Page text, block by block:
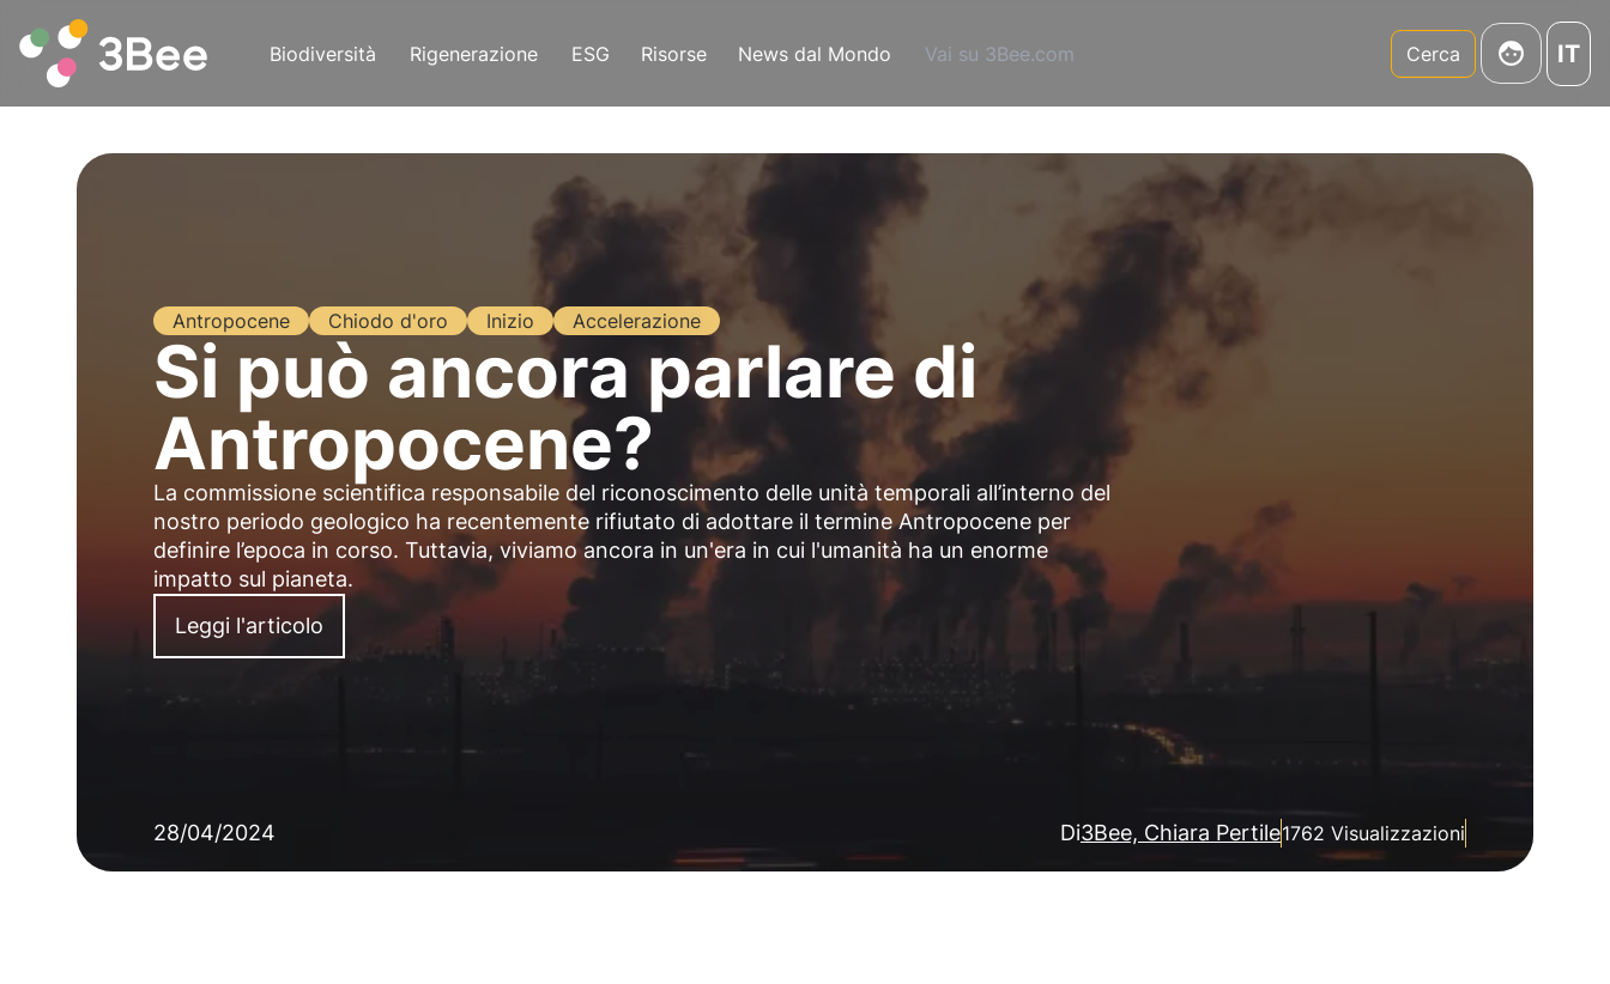
Biodiversità Rigenerazione ESG Risorse News dal Mondo Vai su 3Bee.com Cerca IT
Antropocene Chiodo d'oro Inizio Accelerazione
Si può ancora parlare di
Antropocene?
La commissione scientifica responsabile del riconoscimento delle unità temporali all’interno del
nostro periodo geologico ha recentemente rifiutato di adottare il termine Antropocene per
definire l’epoca in corso. Tuttavia, viviamo ancora in un'era in cui l'umanità ha un enorme
impatto sul pianeta.
Leggi l'articolo
28/04/2024 Di3Bee, Chiara Pertile1762 Visualizzazioni